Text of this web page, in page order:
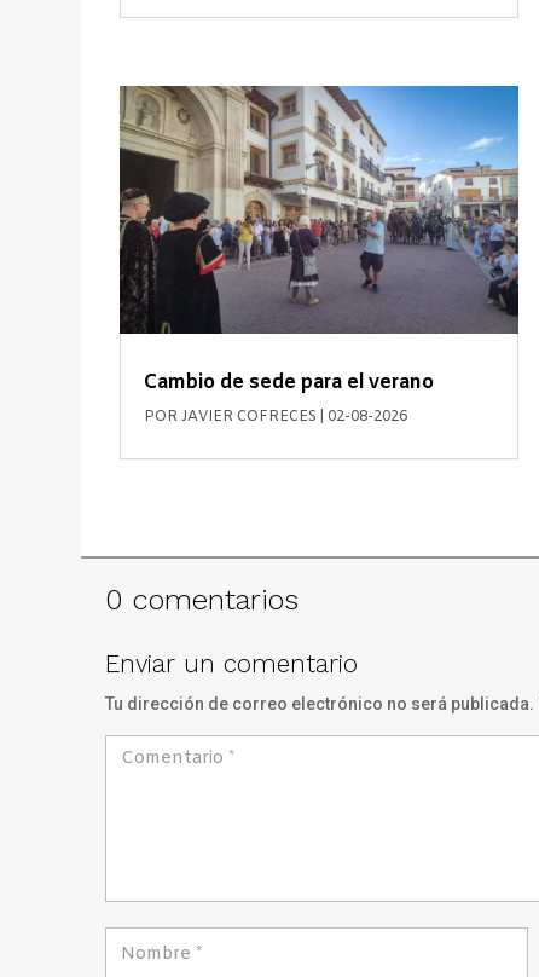
Cambio de sede para el verano
PORJAVIER COFRECES 02-08-2026
0 comentarios
Enviar un comentario
Tu dirección de correo electrónico no será publicada.